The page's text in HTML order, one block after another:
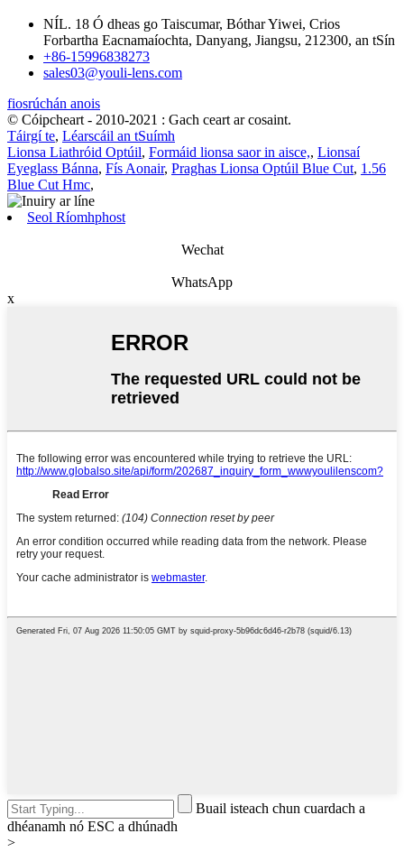
NÍL. 18 Ó dheas go Taiscumar, Bóthar Yiwei, Crios
Forbartha Eacnamaíochta, Danyang, Jiangsu, 212300, an tSín
+86-15996838273
sales03@youli-lens.com
fiosrúchán anois
© Cóipcheart - 2010-2021 : Gach ceart ar cosaint.
Táirgí te, Léarscáil an tSuímh
Lionsa Liathróid Optúil, Formáid lionsa saor in aisce,, Lionsaí
Eyeglass Bánna, Fís Aonair, Praghas Lionsa Optúil Blue Cut, 1.56
Blue Cut Hmc,
Seol Ríomhphost
Wechat
WhatsApp
x
Buail isteach chun cuardach a
dhéanamh nó ESC a dhúnadh
>